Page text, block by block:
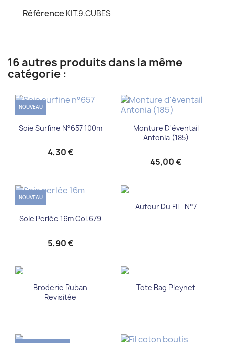
Référence KIT.9.CUBES
16 autres produits dans la même
catégorie :
Soie Surfine N°657 100m
4,30 €
NOUVEAU
Monture D'éventail
Antonia (185)
45,00 €
Soie Perlée 16m Col.679
5,90 €
NOUVEAU
Autour Du Fil - N°7
Broderie Ruban
Revisitée
Tote Bag Pleynet